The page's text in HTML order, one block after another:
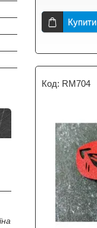
Купити
RM704